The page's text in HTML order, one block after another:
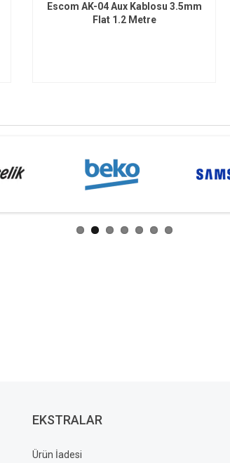
Escom AK-04 Aux Kablosu 3.5mm
Flat 1.2 Metre
EKSTRALAR
Ürün İadesi